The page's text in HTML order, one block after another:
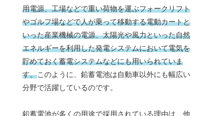
用電源、工場などで重い荷物を運ぶフォークリフト
やゴルフ場などで人が乗って移動する電動カートと
いった産業機械の電源、太陽光や風力といった自然
エネルギーを利用した発電システムにおいて電気を
貯めておく蓄電システムなどにも用いられていま
す。このように、鉛蓄電池は自動車以外にも幅広い
分野で活躍しているのです。
鉛蓄電池が多くの用途で採用されている理由は、他